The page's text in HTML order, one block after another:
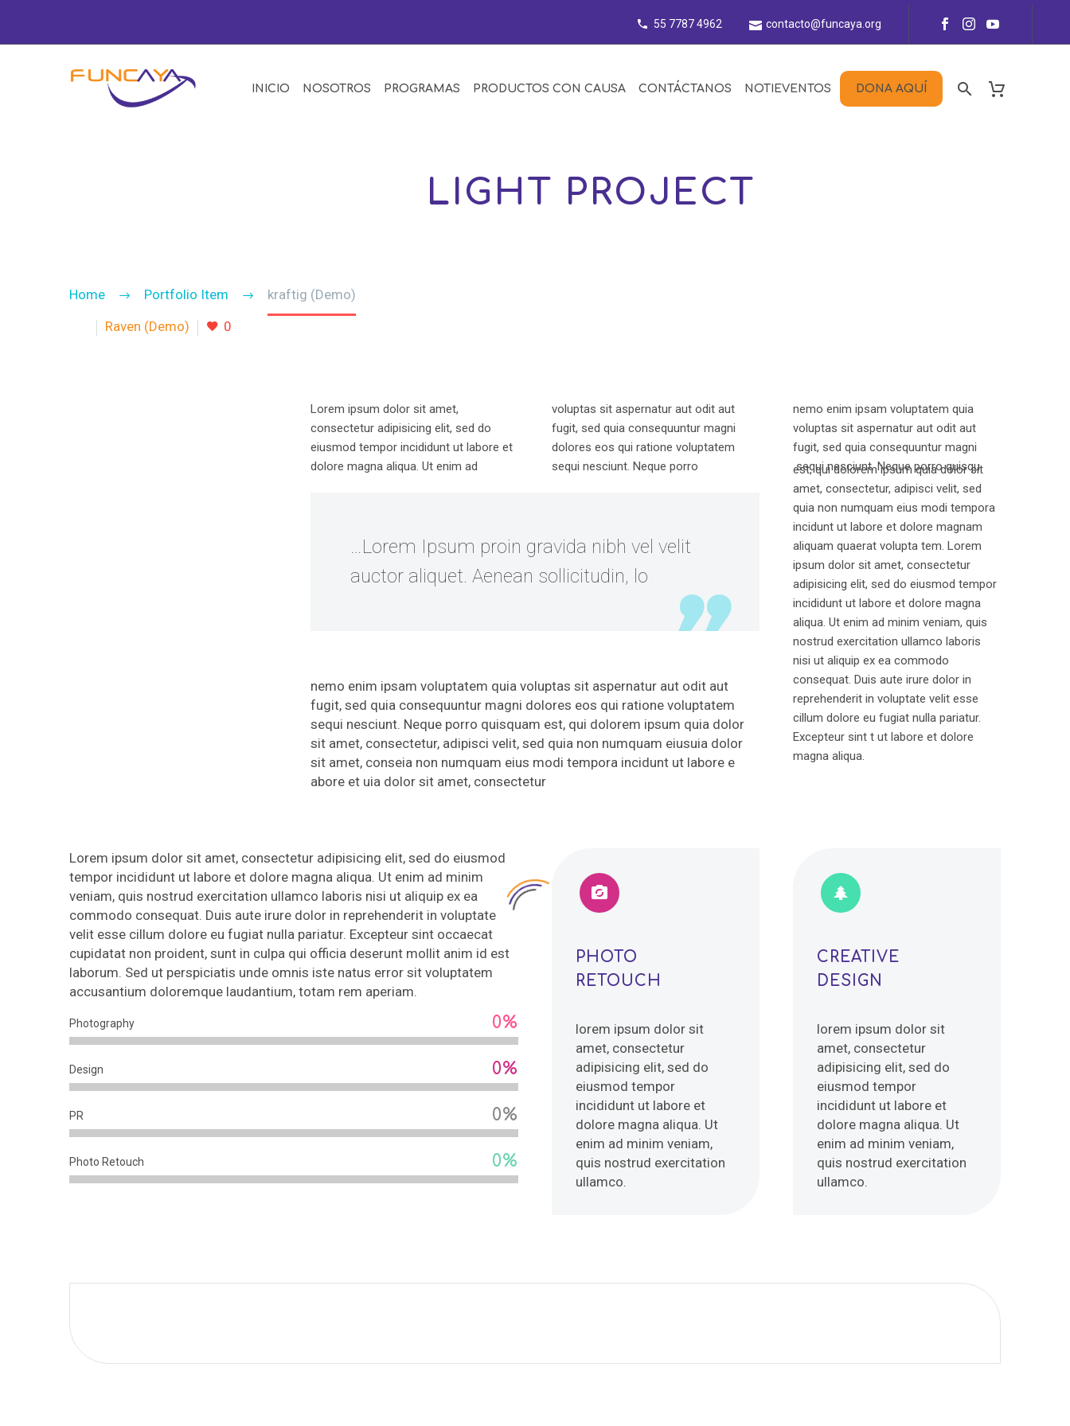
55 7787 4962 contacto@funcaya.org
INICIO NOSOTROS PROGRAMAS PRODUCTOS CON CAUSA CONTÁCTANOS NOTIEVENTOS DONA AQUÍ
LIGHT PROJECT
Home Portfolio Item kraftig (Demo)
Raven (Demo) 0
Lorem ipsum dolor sit amet,
consectetur adipisicing elit, sed do
eiusmod tempor incididunt ut labore et
dolore magna aliqua. Ut enim ad
voluptas sit aspernatur aut odit aut
fugit, sed quia consequuntur magni
dolores eos qui ratione voluptatem
sequi nesciunt. Neque porro
nemo enim ipsam voluptatem quia
voluptas sit aspernatur aut odit aut
fugit, sed quia consequuntur magni
sequi nesciunt. Neque porro quisqu
…Lorem Ipsum proin gravida nibh vel velit
auctor aliquet. Aenean sollicitudin, lo
nemo enim ipsam voluptatem quia voluptas sit aspernatur aut odit aut
fugit, sed quia consequuntur magni dolores eos qui ratione voluptatem
sequi nesciunt. Neque porro quisquam est, qui dolorem ipsum quia dolor
sit amet, consectetur, adipisci velit, sed quia non numquam eiusuia dolor
sit amet, conseia non numquam eius modi tempora incidunt ut labore e
abore et uia dolor sit amet, consectetur
est, qui dolorem ipsum quia dolor sit
amet, consectetur, adipisci velit, sed
quia non numquam eius modi tempora
incidunt ut labore et dolore magnam
aliquam quaerat volupta tem. Lorem
ipsum dolor sit amet, consectetur
adipisicing elit, sed do eiusmod tempor
incididunt ut labore et dolore magna
aliqua. Ut enim ad minim veniam, quis
nostrud exercitation ullamco laboris
nisi ut aliquip ex ea commodo
consequat. Duis aute irure dolor in
reprehenderit in voluptate velit esse
cillum dolore eu fugiat nulla pariatur.
Excepteur sint t ut labore et dolore
magna aliqua.
Lorem ipsum dolor sit amet, consectetur adipisicing elit, sed do eiusmod
tempor incididunt ut labore et dolore magna aliqua. Ut enim ad minim
veniam, quis nostrud exercitation ullamco laboris nisi ut aliquip ex ea
commodo consequat. Duis aute irure dolor in reprehenderit in voluptate
velit esse cillum dolore eu fugiat nulla pariatur. Excepteur sint occaecat
cupidatat non proident, sunt in culpa qui officia deserunt mollit anim id est
laborum. Sed ut perspiciatis unde omnis iste natus error sit voluptatem
accusantium doloremque laudantium, totam rem aperiam.
Photography 0%
Design 0%
PR 0%
Photo Retouch 0%


PHOTO
RETOUCH
lorem ipsum dolor sit
amet, consectetur
adipisicing elit, sed do
eiusmod tempor
incididunt ut labore et
dolore magna aliqua. Ut
enim ad minim veniam,
quis nostrud exercitation
ullamco.


CREATIVE
DESIGN
lorem ipsum dolor sit
amet, consectetur
adipisicing elit, sed do
eiusmod tempor
incididunt ut labore et
dolore magna aliqua. Ut
enim ad minim veniam,
quis nostrud exercitation
ullamco.